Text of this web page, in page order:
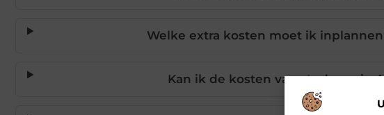
Welke extra kosten moet ik
Kan ik de kosten van studeren in